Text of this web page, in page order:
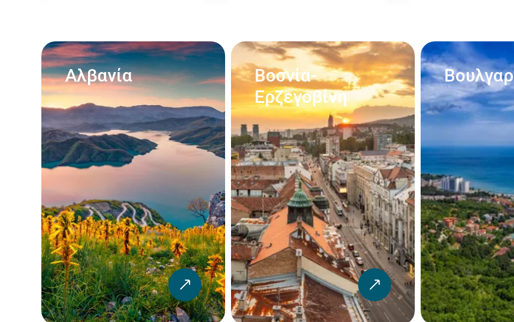
Ford Fiesta
4 5 2 Χειροκίνητο
Δείτε το
αυτοκίνητο
Citroen C3
4 2 Χειροκίνητο
Δείτε το
αυτοκίνητο
Toyota Yaris
4 5 2
Δείτε το
αυτοκίνητο
Αλβανία
Βοσνία-
Ερζεγοβίνη